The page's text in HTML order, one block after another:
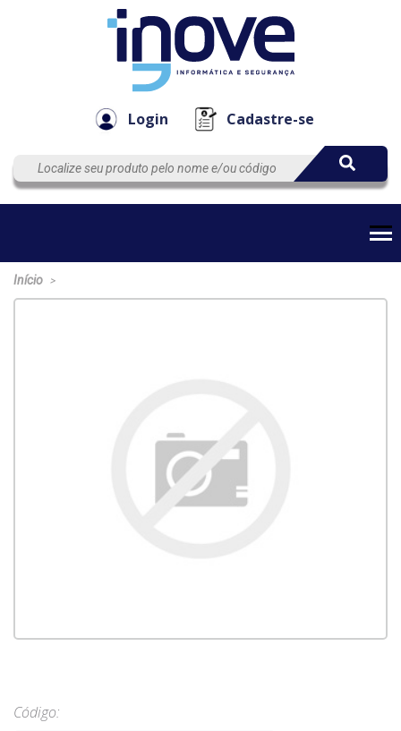
Login Cadastre-se
EmpresaAutomação
Início >
Código: